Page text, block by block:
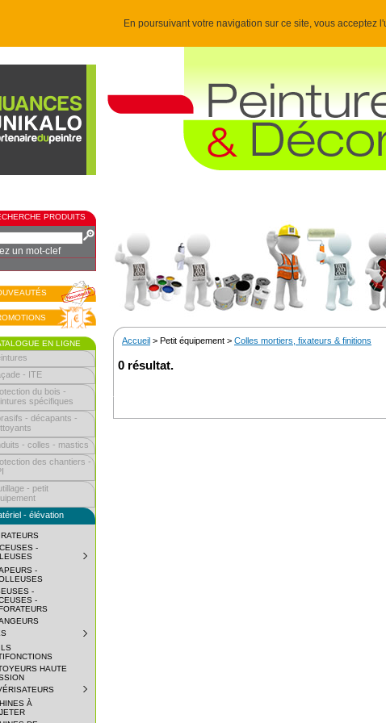
En poursuivant votre navigation sur ce site, vous acceptez
PRODUITS
un mot-clef
EN LIGNE
- ITE
du bois -
spécifiques
- décapants -
- colles - mastics
des chantiers -
- petit
- élévation
-
-
-
-
HAUTE
À
Accueil > Petit équipement > Colles mortiers, fixateurs & finitions
0 résultat.